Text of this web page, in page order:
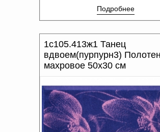
Подробнее
1с105.413ж1 Танец
вдвоем(пурпурн3)
махровое 50х30 см